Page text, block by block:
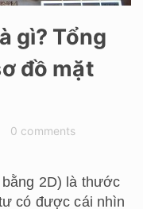
gì? Tổng
đồ mặt
0 comments
2D) là thước
có được cái nhìn